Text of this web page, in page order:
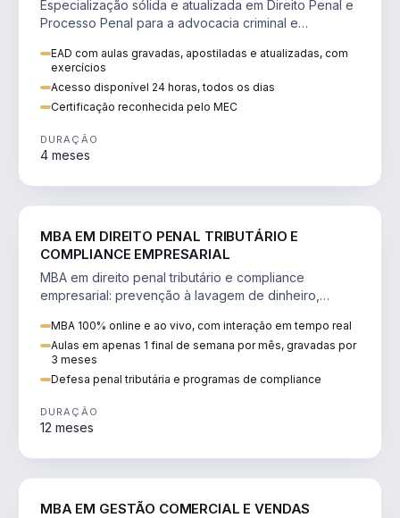
Especialização sólida e atualizada em Direito Penal e
Processo Penal para a advocacia criminal e
EAD com aulas gravadas, apostiladas e atualizadas, com
exercícios
Acesso disponível 24 horas, todos os dias
Certificação reconhecida pelo MEC
DURAÇÃO
4 meses
MBA EM DIREITO PENAL TRIBUTÁRIO E
COMPLIANCE EMPRESARIAL
MBA em direito penal tributário e compliance
empresarial: prevenção à lavagem de dinheiro,
MBA 100% online e ao vivo, com interação em tempo real
Aulas em apenas 1 final de semana por mês, gravadas por
3 meses
Defesa penal tributária e programas de compliance
DURAÇÃO
12 meses
MBA EM GESTÃO COMERCIAL E VENDAS